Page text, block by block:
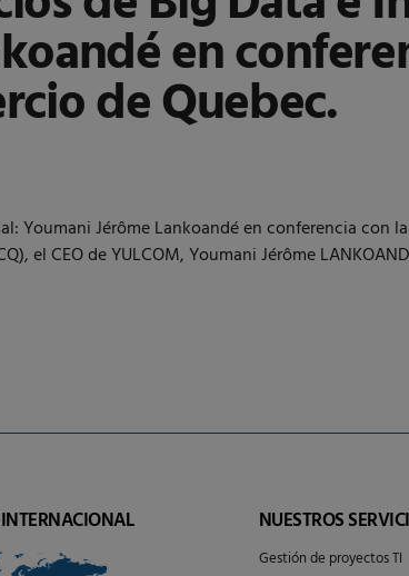
en
de Quebec.
Youmani Jérôme Lankoandé en conferencia con
el CEO de YULCOM, Youmani Jérôme
NUESTROS
Gestión de proyectos TI